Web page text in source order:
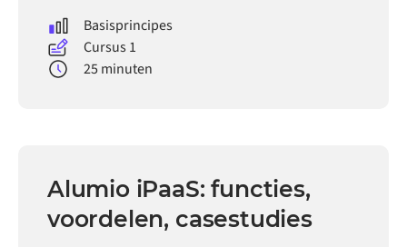
Basisprincipes
Cursus 1
25 minuten
Alumio iPaaS: functies,
voordelen, casestudies